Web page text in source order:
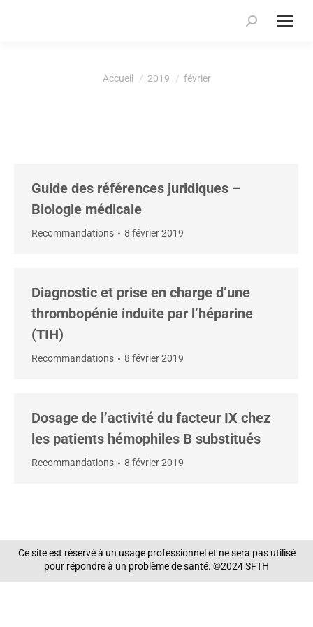
Recherche
Accueil 2019 février
Guide des références juridiques –
Biologie médicale
Recommandations 8 février 2019
Diagnostic et prise en charge d’une
thrombopénie induite par l’héparine
(TIH)
Recommandations 8 février 2019
Dosage de l’activité du facteur IX chez
les patients hémophiles B substitués
Recommandations 8 février 2019
Ce site est réservé à un usage professionnel et ne sera pas utilisé
pour répondre à un problème de santé. ©2024 SFTH